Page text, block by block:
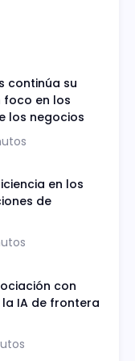
continúa su
foco en los
los negocios
en los
de
con
IA de frontera